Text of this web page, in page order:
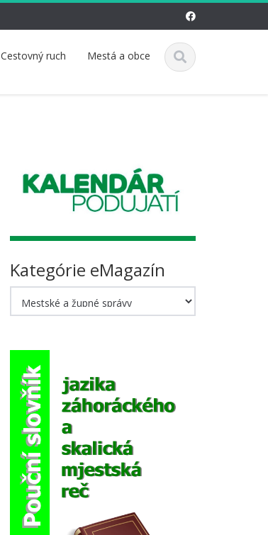
Cestovný ruch Mestá a obce
Kategórie eMagazín
eMagazín